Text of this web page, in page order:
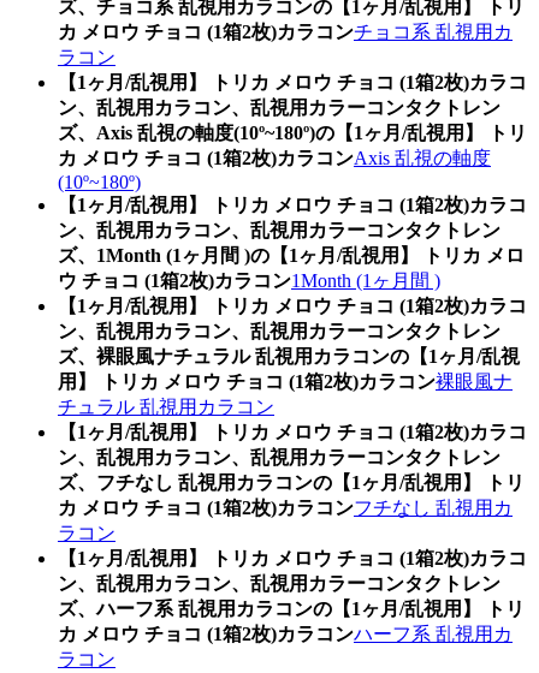
ズ、チョコ系 乱視用カラコンの【1ヶ月/乱視用】 トリ
カ メロウ チョコ (1箱2枚)カラコンチョコ系 乱視用カ
ラコン
【1ヶ月/乱視用】 トリカ メロウ チョコ (1箱2枚)カラコ
ン、乱視用カラコン、乱視用カラーコンタクトレン
ズ、Axis 乱視の軸度(10º~180º)の【1ヶ月/乱視用】 トリ
カ メロウ チョコ (1箱2枚)カラコンAxis 乱視の軸度
(10º~180º)
【1ヶ月/乱視用】 トリカ メロウ チョコ (1箱2枚)カラコ
ン、乱視用カラコン、乱視用カラーコンタクトレン
ズ、1Month (1ヶ月間 )の【1ヶ月/乱視用】 トリカ メロ
ウ チョコ (1箱2枚)カラコン1Month (1ヶ月間 )
【1ヶ月/乱視用】 トリカ メロウ チョコ (1箱2枚)カラコ
ン、乱視用カラコン、乱視用カラーコンタクトレン
ズ、裸眼風ナチュラル 乱視用カラコンの【1ヶ月/乱視
用】 トリカ メロウ チョコ (1箱2枚)カラコン裸眼風ナ
チュラル 乱視用カラコン
【1ヶ月/乱視用】 トリカ メロウ チョコ (1箱2枚)カラコ
ン、乱視用カラコン、乱視用カラーコンタクトレン
ズ、フチなし 乱視用カラコンの【1ヶ月/乱視用】 トリ
カ メロウ チョコ (1箱2枚)カラコンフチなし 乱視用カ
ラコン
【1ヶ月/乱視用】 トリカ メロウ チョコ (1箱2枚)カラコ
ン、乱視用カラコン、乱視用カラーコンタクトレン
ズ、ハーフ系 乱視用カラコンの【1ヶ月/乱視用】 トリ
カ メロウ チョコ (1箱2枚)カラコンハーフ系 乱視用カ
ラコン